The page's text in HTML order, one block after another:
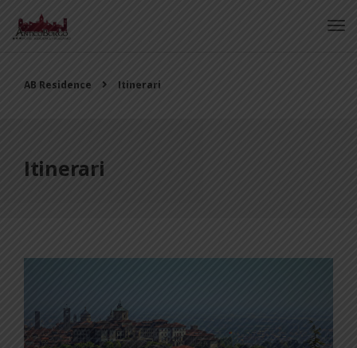
AB Residence Itinerari
Itinerari